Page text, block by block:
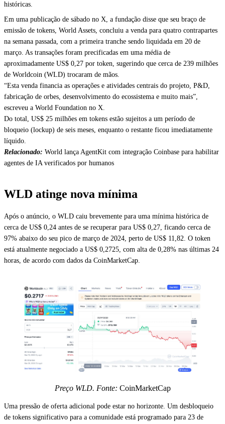
históricas.
Em uma publicação de sábado no X, a fundação disse que seu braço de
emissão de tokens, World Assets, concluiu a venda para quatro contrapartes
na semana passada, com a primeira tranche sendo liquidada em 20 de
março. As transações foram precificadas em uma média de
aproximadamente US$ 0,27 por token, sugerindo que cerca de 239 milhões
de Worldcoin (WLD) trocaram de mãos.
“Esta venda financia as operações e atividades centrais do projeto, P&D,
fabricação de orbes, desenvolvimento do ecossistema e muito mais”,
escreveu a World Foundation no X.
Do total, US$ 25 milhões em tokens estão sujeitos a um período de
bloqueio (lockup) de seis meses, enquanto o restante ficou imediatamente
líquido.
Relacionado: World lança AgentKit com integração Coinbase para habilitar
agentes de IA verificados por humanos
WLD atinge nova mínima
Após o anúncio, o WLD caiu brevemente para uma mínima histórica de
cerca de US$ 0,24 antes de se recuperar para US$ 0,27, ficando cerca de
97% abaixo do seu pico de março de 2024, perto de US$ 11,82. O token
está atualmente negociado a US$ 0,2725, com alta de 0,28% nas últimas 24
horas, de acordo com dados da CoinMarketCap.
Preço WLD. Fonte: CoinMarketCap
Uma pressão de oferta adicional pode estar no horizonte. Um desbloqueio
de tokens significativo para a comunidade está programado para 23 de